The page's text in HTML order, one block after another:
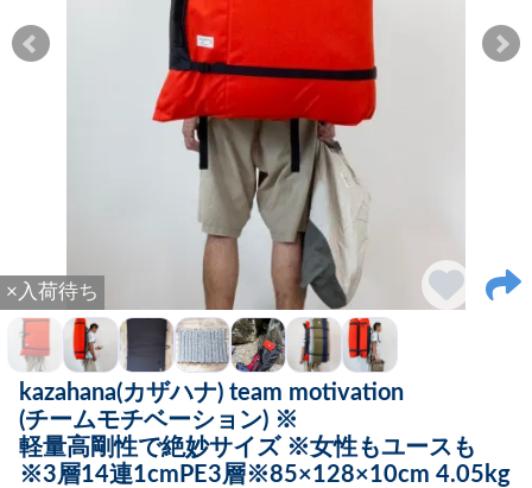
×入荷待ち
kazahana(カザハナ) team motivation
(チームモチベーション) ※
軽量高剛性で絶妙サイズ ※女性もユースも
※3層14連1cmPE3層※85×128×10cm 4.05kg